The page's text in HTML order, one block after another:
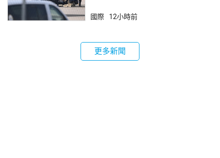
國際 12小時前
更多新聞